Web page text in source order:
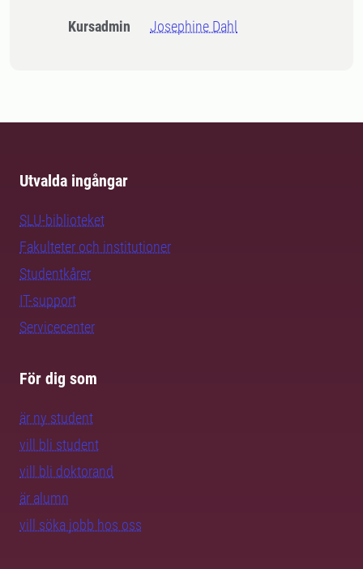
Kursadmin Josephine Dahl
Utvalda ingångar
SLU-biblioteket
Fakulteter och institutioner
Studentkårer
IT-support
Servicecenter
För dig som
är ny student
vill bli student
vill bli doktorand
är alumn
vill söka jobb hos oss